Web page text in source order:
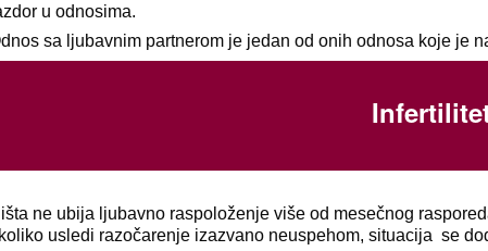
u odnosima.
sa ljubavnim partnerom je jedan od onih odnosa koje je
ne ubija ljubavno raspoloženje više od mesečnog
usledi razočarenje izazvano neuspehom, situacija se